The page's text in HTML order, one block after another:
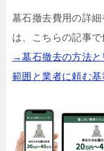
墓石撤去費用の詳
は、こちらの記事で
→墓石撤去の方法と
範囲と業者に頼む基